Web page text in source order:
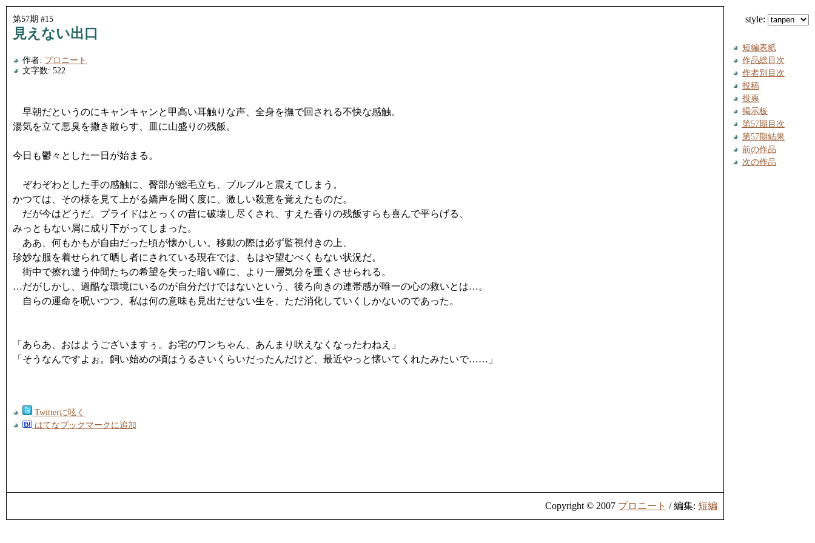
style:
第57期 #15
見えない出口
作者: プロニート
文字数: 522
早朝だというのにキャンキャンと甲高い耳触りな声、全身を撫で回される不快な感触。
湯気を立て悪臭を撒き散らす、皿に山盛りの残飯。
今日も鬱々とした一日が始まる。
ぞわぞわとした手の感触に、臀部が総毛立ち、ブルブルと震えてしまう。
かつては、その様を見て上がる嬌声を聞く度に、激しい殺意を覚えたものだ。
だが今はどうだ。プライドはとっくの昔に破壊し尽くされ、すえた香りの残飯すらも喜んで平らげる、
みっともない屑に成り下がってしまった。
ああ、何もかもが自由だった頃が懐かしい。移動の際は必ず監視付きの上、
珍妙な服を着せられて晒し者にされている現在では、もはや望むべくもない状況だ。
街中で擦れ違う仲間たちの希望を失った暗い瞳に、より一層気分を重くさせられる。
…だがしかし、過酷な環境にいるのが自分だけではないという、後ろ向きの連帯感が唯一の心の救いとは…。
自らの運命を呪いつつ、私は何の意味も見出だせない生を、ただ消化していくしかないのであった。
「あらあ、おはようございますぅ。お宅のワンちゃん、あんまり吠えなくなったわねえ」
「そうなんですよぉ。飼い始めの頃はうるさいくらいだったんだけど、最近やっと懐いてくれたみたいで……」
Twitterに呟く
はてなブックマークに追加
Copyright © 2007 プロニート / 編集: 短編
短編表紙
作品総目次
作者別目次
投稿
投票
掲示板
第57期目次
第57期結果
前の作品
次の作品